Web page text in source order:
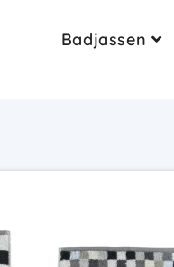
Badjassen